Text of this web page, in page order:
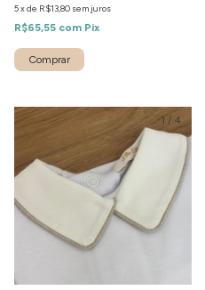
5xde R$13,80 sem juros
R$65,55 com Pix
1 / 4